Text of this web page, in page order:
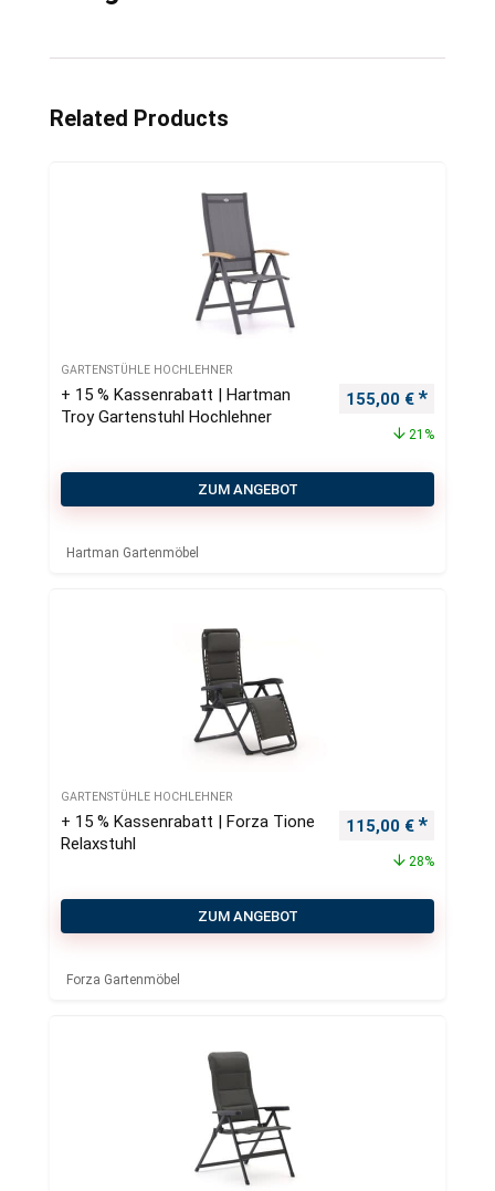
Related Products
GARTENSTÜHLE HOCHLEHNER
+ 15 % Kassenrabatt | Hartman
Troy Gartenstuhl Hochlehner
Ursprünglicher
155,00 €
21%
ZUM ANGEBOT
Hartman Gartenmöbel
GARTENSTÜHLE HOCHLEHNER
+ 15 % Kassenrabatt | Forza Tione
Relaxstuhl
Ursprünglicher
115,00 €
28%
ZUM ANGEBOT
Forza Gartenmöbel